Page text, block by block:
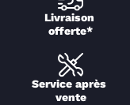
Livraison
offerte*
Service après
vente